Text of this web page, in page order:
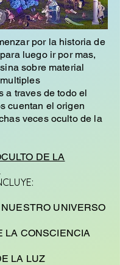
por la historia de
luego ir por mas,
sobre material
a traves de todo el
cuentan el origen
veces oculto de la
DE LA
UNIVERSO
LA CONSCIENCIA
LA LUZ